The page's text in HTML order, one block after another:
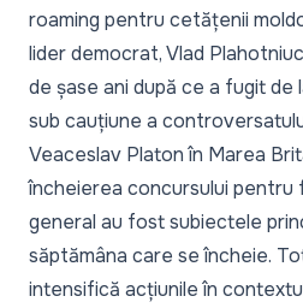
roaming pentru cetățenii
lider democrat, Vlad
de șase ani după ce a fugit de
sub cauțiune a
Veaceslav Platon în Marea
încheierea concursului
general au fost subiectele
săptămâna care se încheie.
intensifică acțiunile în